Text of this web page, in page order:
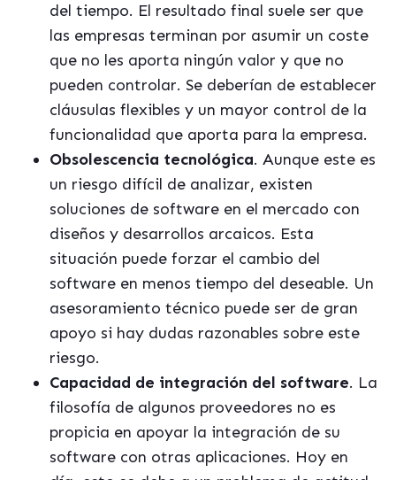
del tiempo. El resultado final suele ser que
las empresas terminan por asumir un coste
que no les aporta ningún valor y que no
pueden controlar. Se deberían de establecer
cláusulas flexibles y un mayor control de la
funcionalidad que aporta para la empresa.
Obsolescencia tecnológica. Aunque este es
un riesgo difícil de analizar, existen
soluciones de software en el mercado con
diseños y desarrollos arcaicos. Esta
situación puede forzar el cambio del
software en menos tiempo del deseable. Un
asesoramiento técnico puede ser de gran
apoyo si hay dudas razonables sobre este
riesgo.
Capacidad de integración del software. La
filosofía de algunos proveedores no es
propicia en apoyar la integración de su
software con otras aplicaciones. Hoy en